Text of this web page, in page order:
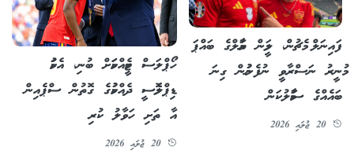
ފައިނަލް މެޗުން، ލަމީން ޔަމާލްގެ ބައްޕަ
މުނީރު ނަސްރާވީ ނުފެނުމުން ގިނަ
ބައެއްގެ ސަމާލުކަން
20 ޖުލައި 2026
ހޯޕްލަސް ޓީމެއްކަމަށް ބުނި، އެކަމު
ޑިޕްލޮމެސީ ދެއްކުމުގެ ގޮތުން ސްޕެއިން
އާ ތަށި ހަވާލު ކުރި
20 ޖުލައި 2026